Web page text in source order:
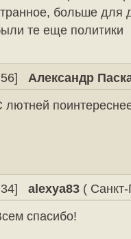
больше для
те еще политики
Александр
лютней
alexya83 (
спасибо!